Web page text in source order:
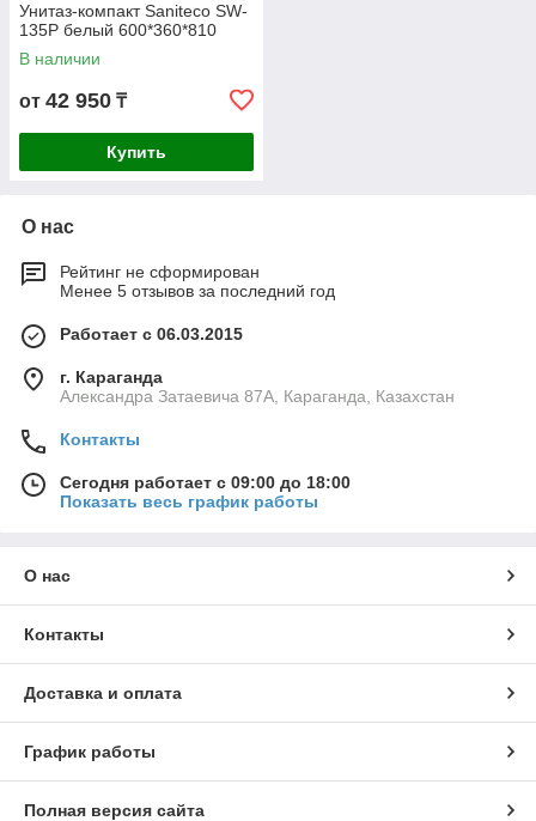
Унитаз-компакт Saniteco SW-
135P белый 600*360*810
В наличии
от 42 950 ₸
Купить
О нас
Рейтинг не сформирован
Менее 5 отзывов за последний год
Работает с 06.03.2015
г. Караганда
Александра Затаевича 87А, Караганда, Казахстан
Контакты
Сегодня работает с 09:00 до 18:00
Показать весь график работы
О нас
Контакты
Доставка и оплата
График работы
Полная версия сайта